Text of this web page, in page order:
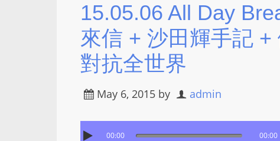
15.05.06 All Day
來信 + 沙田輝手記 +
對抗全世界
May 6, 2015 by admin
00:00 00:00